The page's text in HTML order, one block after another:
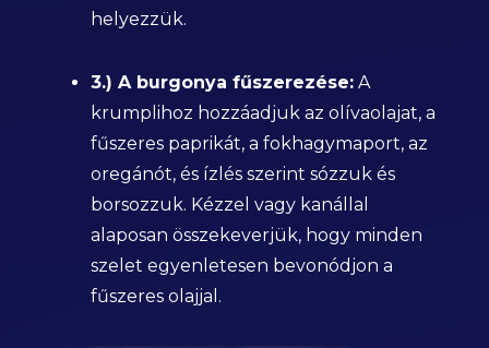
helyezzük.
3.) A burgonya fűszerezése:A
krumplihoz hozzáadjuk az olívaolajat, a
fűszeres paprikát, a fokhagymaport, az
oregánót, és ízlés szerint sózzuk és
borsozzuk. Kézzel vagy kanállal
alaposan összekeverjük, hogy minden
szelet egyenletesen bevonódjon a
fűszeres olajjal.